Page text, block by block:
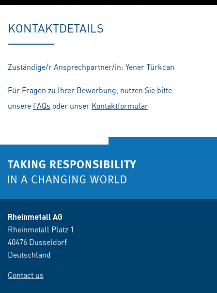
Play Mute
KONTAKTDETAILS
Zuständige/r Ansprechpartner/in: Yener Türkcan
Für Fragen zu Ihrer Bewerbung, nutzen Sie bitte
unsere FAQs oder unser Kontaktformular
Rheinmetall AG
Rheinmetall Platz 1
40476 Dusseldorf
Deutschland
Contact us